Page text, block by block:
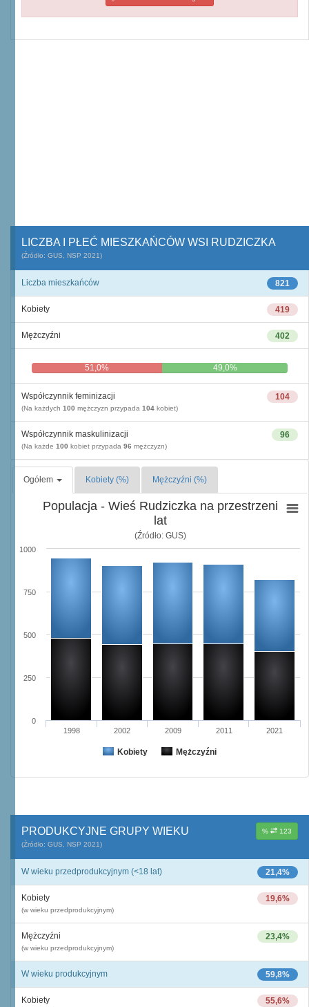
LICZBA I PŁEĆ MIESZKAŃCÓW WSI RUDZICZKA
(Źródło: GUS, NSP 2021)
821
Liczba mieszkańców
419
Kobiety
402
Mężczyźni
51,0% 49,0%
104
Współczynnik feminizacji
(Na każdych 100 mężczyzn przypada 104 kobiet)
96
Współczynnik maskulinizacji
(Na każde 100 kobiet przypada 96 mężczyzn)
Ogółem Kobiety (%) Mężczyźni (%)
Populacja - Wieś Rudziczka na przestrzeni
lat
(Źródło: GUS)
Kobiety Mężczyźni
1998 2002 2009 2011 2021
0
250
500
750
1000
% 123
PRODUKCYJNE GRUPY WIEKU
(Źródło: GUS, NSP 2021)
21,4%
W wieku przedprodukcyjnym (<18 lat)
19,6%
Kobiety
(w wieku przedprodukcyjnym)
23,4%
Mężczyźni
(w wieku przedprodukcyjnym)
59,8%
W wieku produkcyjnym
55,6%
Kobiety